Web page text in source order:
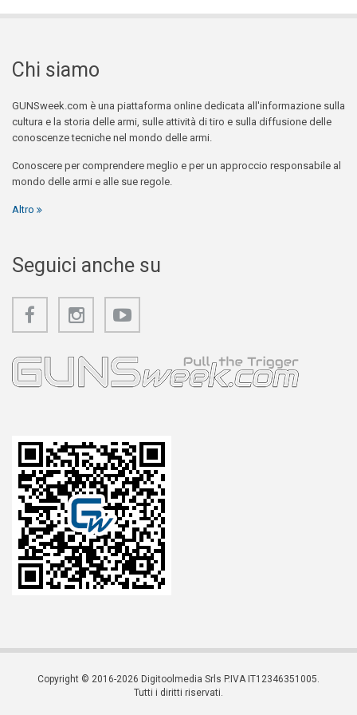
Chi siamo
GUNSweek.com è una piattaforma online dedicata all'informazione sulla
cultura e la storia delle armi, sulle attività di tiro e sulla diffusione delle
conoscenze tecniche nel mondo delle armi.
Conoscere per comprendere meglio e per un approccio responsabile al
mondo delle armi e alle sue regole.
Altro
Seguici anche su
Copyright © 2016-2026 Digitoolmedia Srls P.IVA IT12346351005.
Tutti i diritti riservati.